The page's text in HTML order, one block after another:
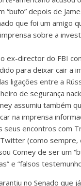
“bufo” depois de
que foi um amigo
sobre a
ex-director do FBI
para deixar cair a
ligações entre a
de segurança
assumiu também
na imprensa
seus encontros com
Twitter (como
Comey de ser um
e “falsos
no Senado que